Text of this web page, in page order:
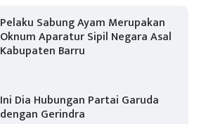
Pelaku Sabung Ayam Merupakan
Oknum Aparatur Sipil Negara Asal
Kabupaten Barru
Ini Dia Hubungan Partai Garuda
dengan Gerindra